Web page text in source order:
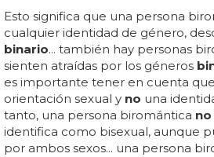
Esto significa que una persona
cualquier identidad de género,
binario... también hay personas
sienten atraídas por los géneros
es importante tener en cuenta
orientación sexual y no una
tanto, una persona biromántica no
identifica como bisexual, aunque
por ambos sexos... una persona